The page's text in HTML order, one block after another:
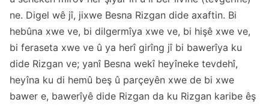
ne. Digel wê jî, jixwe Besna Rizgan dide axaftin. Bi
hebûna xwe ve, bi dilgermîya xwe ve, bi hişê xwe ve,
bi feraseta xwe ve û ya herî girîng jî bi bawerîya ku
dide Rizgan ve; yanî Besna wekî heyîneke tevdehî,
heyîna ku di hemû beş û parçeyên xwe de bi xwe
bawer e, bawerîyê dide Rizgan da ku Rizgan karibe êş